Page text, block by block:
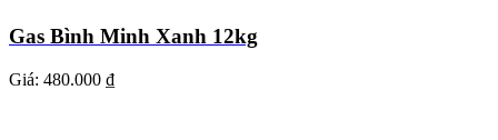
Gas Bình Minh Xanh 12kg
Giá: 480.000 ₫